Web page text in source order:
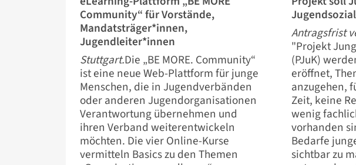
Community“ für Vorstände,
Mandats­träger*innen,
Jugendleiter*innen
Stuttgart.Die „BE MORE. Community“
ist eine neue Web-Plattform für junge
Menschen, die in Jugendverbänden
oder anderen Jugendorganisationen
Verantwortung übernehmen und
ihren Verband weiterentwickeln
möchten. Die vier Online-Kurse
vermitteln Basics zu den Themen
Antragsfrist
"Projekt
(PJuK)
eröffnet,
anzugehen,
Zeit, keine
wenig
vorhanden
Bedarfe
sichtbar zu